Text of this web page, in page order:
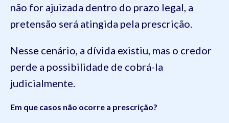
não for ajuizada dentro do prazo legal, a
pretensão será atingida pela prescrição.
Nesse cenário, a dívida existiu, mas o credor
perde a possibilidade de cobrá-la
judicialmente.
Em que casos não ocorre a prescrição?